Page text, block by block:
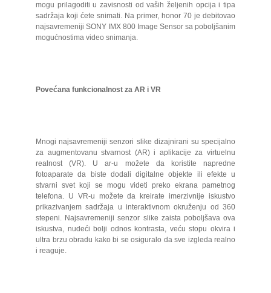
mogu prilagoditi u zavisnosti od vaših željenih opcija i tipa
sadržaja koji ćete snimati. Na primer, honor 70 je debitovao
najsavremeniji SONY IMX 800 Image Sensor sa poboljšanim
mogućnostima video snimanja.
Povećana funkcionalnost za AR i VR
Mnogi najsavremeniji senzori slike dizajnirani su specijalno
za augmentovanu stvarnost (AR) i aplikacije za virtuelnu
realnost (VR). U ar-u možete da koristite napredne
fotoaparate da biste dodali digitalne objekte ili efekte u
stvarni svet koji se mogu videti preko ekrana pametnog
telefona. U VR-u možete da kreirate imerzivnije iskustvo
prikazivanjem sadržaja u interaktivnom okruženju od 360
stepeni. Najsavremeniji senzor slike zaista poboljšava ova
iskustva, nudeći bolji odnos kontrasta, veću stopu okvira i
ultra brzu obradu kako bi se osiguralo da sve izgleda realno
i reaguje.